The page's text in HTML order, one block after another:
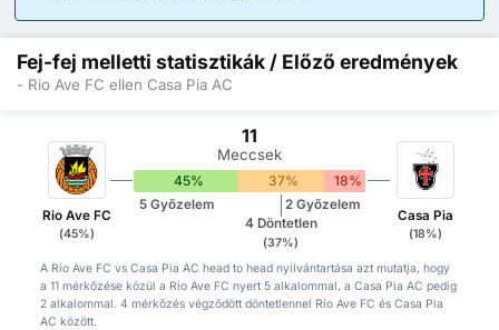
Fej-fej melletti statisztikák / Előző eredmények
- Rio Ave FC ellen Casa Pia AC
Rio Ave FC
(45%)
11
Meccsek
45% 37% 18%
5 Győzelem
4 Döntetlen
(37%)
2 Győzelem
Casa Pia
(18%)
A Rio Ave FC vs Casa Pia AC head to head nyilvántartása azt mutatja, hogy
a 11 mérkőzése közül a Rio Ave FC nyert 5 alkalommal, a Casa Pia AC pedig
2 alkalommal. 4 mérkőzés végződött döntetlennel Rio Ave FC és Casa Pia
AC között.